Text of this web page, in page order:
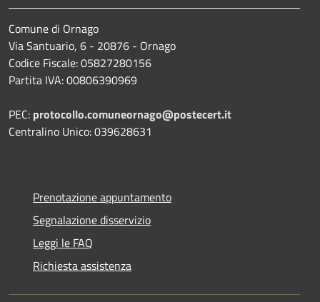
Comune di Ornago
Via Santuario, 6 - 20876 - Ornago
Codice Fiscale: 05827280156
Partita IVA: 00806390969
PEC: protocollo.comuneornago@postecert.it
Centralino Unico: 039628631
Prenotazione appuntamento
Segnalazione disservizio
Leggi le FAQ
Richiesta assistenza